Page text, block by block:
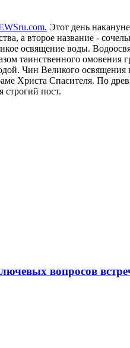
Этот день
а второе название -
освящение воды.
таинственного
Чин Великого
Христа Спасителя. По
строгий пост.
вопросов